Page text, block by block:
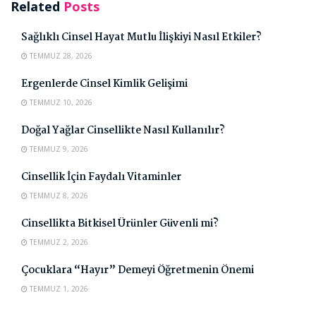
Related Posts
Sağlıklı Cinsel Hayat Mutlu İlişkiyi Nasıl Etkiler?
TEMMUZ 28, 2026
Ergenlerde Cinsel Kimlik Gelişimi
TEMMUZ 10, 2026
Doğal Yağlar Cinsellikte Nasıl Kullanılır?
TEMMUZ 9, 2026
Cinsellik İçin Faydalı Vitaminler
TEMMUZ 8, 2026
Cinsellikta Bitkisel Ürünler Güvenli mi?
TEMMUZ 2, 2026
Çocuklara “Hayır” Demeyi Öğretmenin Önemi
TEMMUZ 1, 2026